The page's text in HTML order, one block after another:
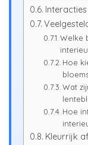
Welke
Hoe
Wat
Hoe
Kleurrijk